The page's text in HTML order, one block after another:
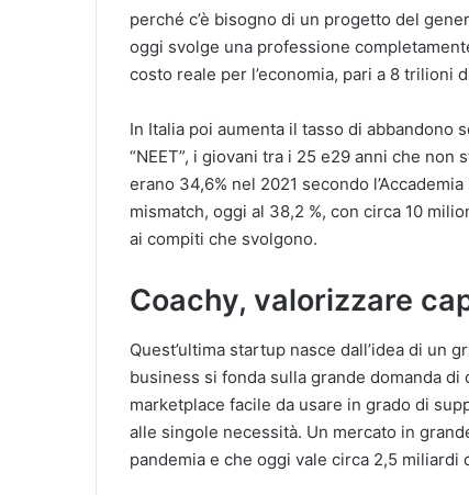
perché c’è bisogno di un progetto del
oggi svolge una professione
costo reale per l’economia, pari a 8 trilioni
In Italia poi aumenta il tasso di abbandono
“NEET”, i giovani tra i 25 e29 anni che
erano 34,6% nel 2021 secondo
mismatch, oggi al 38,2 %, con circa 10
ai compiti che svolgono.
Coachy, valorizzare
Quest’ultima startup nasce dall’idea di un
business si fonda sulla grande domanda
marketplace facile da usare in grado di
alle singole necessità. Un mercato in
pandemia e che oggi vale circa 2,5